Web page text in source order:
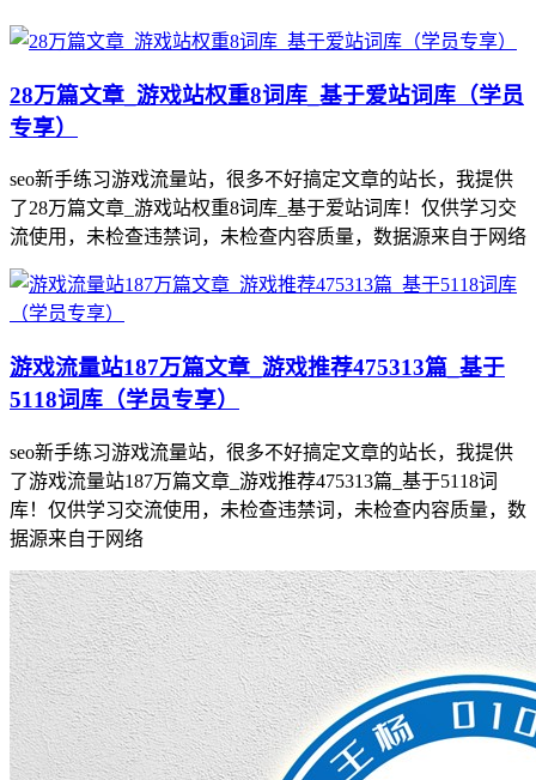
28万篇文章_游戏站权重8词库_基于爱站词库（学员
专享）
seo新手练习游戏流量站，很多不好搞定文章的站长，我提供
了28万篇文章_游戏站权重8词库_基于爱站词库！仅供学习交
流使用，未检查违禁词，未检查内容质量，数据源来自于网络
游戏流量站187万篇文章_游戏推荐475313篇_基于
5118词库（学员专享）
seo新手练习游戏流量站，很多不好搞定文章的站长，我提供
了游戏流量站187万篇文章_游戏推荐475313篇_基于5118词
库！仅供学习交流使用，未检查违禁词，未检查内容质量，数
据源来自于网络